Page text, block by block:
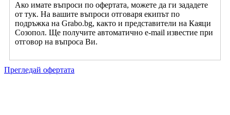
Ако имате въпроси по офертата, можете да ги зададете
от тук. На вашите въпроси отговаря екипът по
подръжка на Grabo.bg, както и представители на Каяци
Созопол. Ще получите автоматично e-mail известие при
отговор на въпроса Ви.
Прегледай офертата